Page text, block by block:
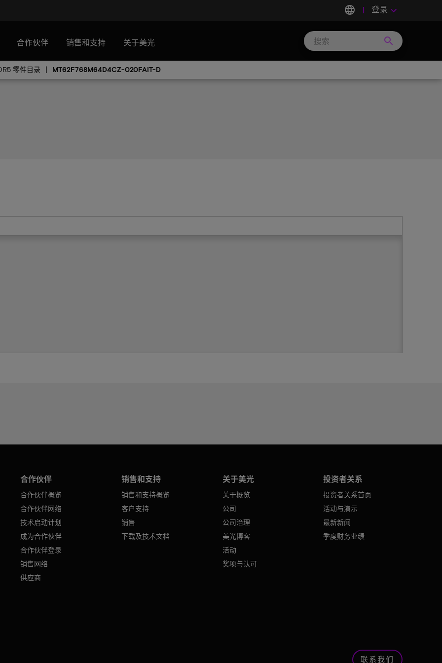
language 登录 keyboard_arrow_down
合作伙伴 销售和支持 关于美光 search
零件目录 MT62F768M64D4CZ-020FAIT-D
合作伙伴
合作伙伴概览
合作伙伴网络
技术启动计划
成为合作伙伴
合作伙伴登录
销售网络
供应商
销售和支持
销售和支持概览
客户支持
销售
下载及技术文档
关于美光
关于概览
公司
公司治理
美光博客
活动
奖项与认可
投资者关系
投资者关系首页
活动与演示
最新新闻
季度财务业绩
联系我们